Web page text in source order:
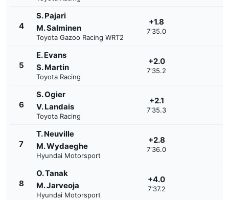
4
S. Pajari
M. Salminen
Toyota Gazoo Racing WRT2
+1.8
7'35.0
5
E. Evans
S. Martin
Toyota Racing
+2.0
7'35.2
6
S. Ogier
V. Landais
Toyota Racing
+2.1
7'35.3
7
T. Neuville
M. Wydaeghe
Hyundai Motorsport
+2.8
7'36.0
8
O. Tanak
M. Jarveoja
Hyundai Motorsport
+4.0
7'37.2